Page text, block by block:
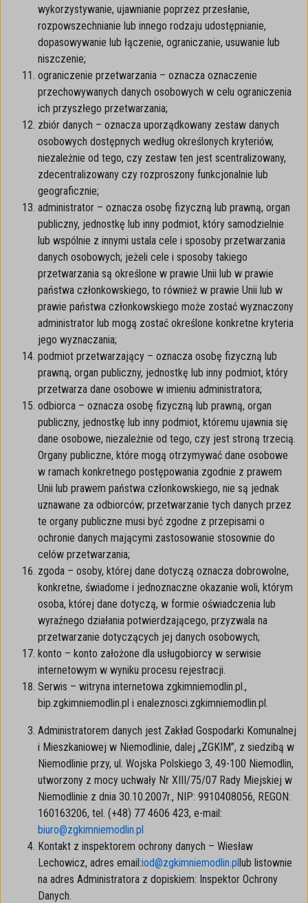
wykorzystywanie, ujawnianie poprzez przesłanie,
rozpowszechnianie lub innego rodzaju udostępnianie,
dopasowywanie lub łączenie, ograniczanie, usuwanie lub
niszczenie;
ograniczenie przetwarzania – oznacza oznaczenie
przechowywanych danych osobowych w celu ograniczenia
ich przyszłego przetwarzania;
zbiór danych – oznacza uporządkowany zestaw danych
osobowych dostępnych według określonych kryteriów,
niezależnie od tego, czy zestaw ten jest scentralizowany,
zdecentralizowany czy rozproszony funkcjonalnie lub
geograficznie;
administrator – oznacza osobę fizyczną lub prawną, organ
publiczny, jednostkę lub inny podmiot, który samodzielnie
lub wspólnie z innymi ustala cele i sposoby przetwarzania
danych osobowych; jeżeli cele i sposoby takiego
przetwarzania są określone w prawie Unii lub w prawie
państwa członkowskiego, to również w prawie Unii lub w
prawie państwa członkowskiego może zostać wyznaczony
administrator lub mogą zostać określone konkretne kryteria
jego wyznaczania;
podmiot przetwarzający – oznacza osobę fizyczną lub
prawną, organ publiczny, jednostkę lub inny podmiot, który
przetwarza dane osobowe w imieniu administratora;
odbiorca – oznacza osobę fizyczną lub prawną, organ
publiczny, jednostkę lub inny podmiot, któremu ujawnia się
dane osobowe, niezależnie od tego, czy jest stroną trzecią.
Organy publiczne, które mogą otrzymywać dane osobowe
w ramach konkretnego postępowania zgodnie z prawem
Unii lub prawem państwa członkowskiego, nie są jednak
uznawane za odbiorców; przetwarzanie tych danych przez
te organy publiczne musi być zgodne z przepisami o
ochronie danych mającymi zastosowanie stosownie do
celów przetwarzania;
zgoda – osoby, której dane dotyczą oznacza dobrowolne,
konkretne, świadome i jednoznaczne okazanie woli, którym
osoba, której dane dotyczą, w formie oświadczenia lub
wyraźnego działania potwierdzającego, przyzwala na
przetwarzanie dotyczących jej danych osobowych;
konto – konto założone dla usługobiorcy w serwisie
internetowym w wyniku procesu rejestracji.
Serwis – witryna internetowa zgkimniemodlin.pl.,
bip.zgkimniemodlin.pl i enaleznosci.zgkimniemodlin.pl.
Administratorem danych jest Zakład Gospodarki Komunalnej
i Mieszkaniowej w Niemodlinie, dalej „ZGKIM”, z siedzibą w
Niemodlinie przy, ul. Wojska Polskiego 3, 49-100 Niemodlin,
utworzony z mocy uchwały Nr XIII/75/07 Rady Miejskiej w
Niemodlinie z dnia 30.10.2007r., NIP: 9910408056, REGON:
160163206, tel. (+48) 77 4606 423, e-mail:
biuro@zgkimniemodlin.pl
Kontakt z inspektorem ochrony danych – Wiesław
Lechowicz, adres email:iod@zgkimniemodlin.pllub listownie
na adres Administratora z dopiskiem: Inspektor Ochrony
Danych.